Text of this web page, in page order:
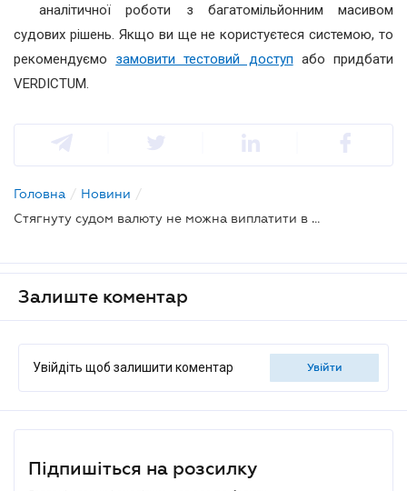
аналітичної роботи з багатомільйонним масивом
судових рішень. Якщо ви ще не користуєтеся системою, то
рекомендуємо замовити тестовий доступ або придбати
VERDICTUM.
Головна / Новини /
Стягнуту судом валюту не можна виплатити в гривні - Велика Палата
Залиште коментар
Увійдіть щоб залишити коментар увійти
Підпишіться на розсилку